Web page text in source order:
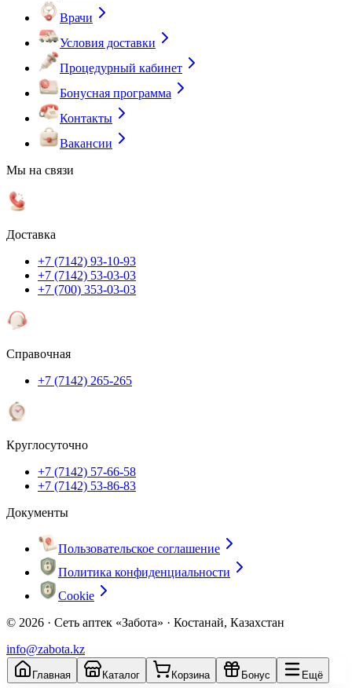
Врачи
Условия доставки
Процедурный кабинет
Бонусная программа
Контакты
Вакансии
Мы на связи
Доставка
+7 (7142) 93-10-93
+7 (7142) 53-03-03
+7 (700) 353-03-03
Справочная
+7 (7142) 265-265
Круглосуточно
+7 (7142) 57-66-58
+7 (7142) 53-86-83
Документы
Пользовательское соглашение
Политика конфиденциальности
Cookie
© 2026 · Сеть аптек «Забота» · Костанай, Казахстан
info@zabota.kz
Главная Каталог Корзина Бонус Ещё